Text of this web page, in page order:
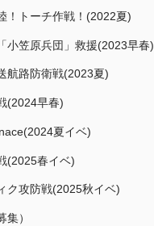
！トーチ作戦！(2022夏)
小笠原兵団」救援(2023早春)
航路防衛戦(2023夏)
(2024早春)
夏イベ)
(2025春イベ)
ク攻防戦(2025秋イベ)
集）